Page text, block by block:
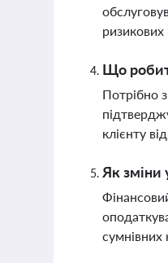
ризикових
Що
Потрібно
клієнту
Як зміни
сумнівних